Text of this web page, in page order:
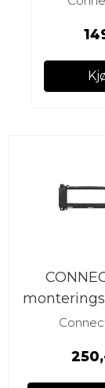
1-DIN MB